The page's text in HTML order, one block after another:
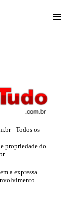
- Todos os
propriedade do
a expressa